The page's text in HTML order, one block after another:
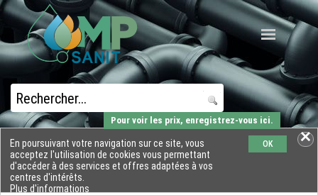
En poursuivant votre navigation sur ce site, vous
acceptez l'utilisation de cookies vous permettant
d'accéder à des services et offres adaptées à vos
centres d'intérêts.
Plus d'informations
OK
Pour voir les prix, enregistrez-vous ici.